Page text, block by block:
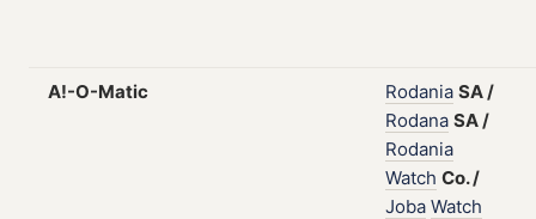
A!-O-Matic Rodania SA/
Rodana SA/
Rodania
Watch Co./
Joba Watch